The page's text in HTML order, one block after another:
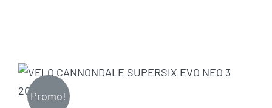
Promo!